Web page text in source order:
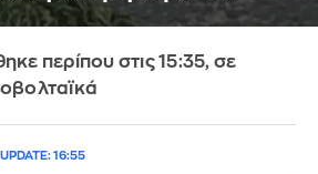
περίπου στις 15:35, σε
UPDATE: 16:55